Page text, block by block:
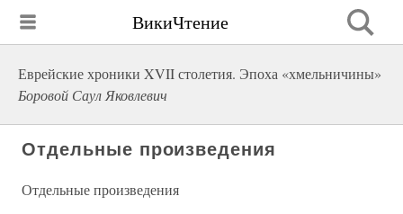
ВикиЧтение
Еврейские хроники XVII столетия. Эпоха «хмельничины»
Боровой Саул Яковлевич
Отдельные произведения
Отдельные произведения